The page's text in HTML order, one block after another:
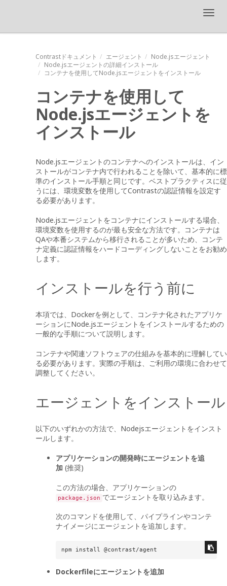
Contrastドキュメント エージェント
Node.jsエージェント
Node.jsエージェントの詳細インストール
コンテナを使用してNode.jsエージェントをインストール
コンテナを使用して
Node.jsエージェントを
インストール
Node.jsエージェントのコンテナへのインストールは、イン
ストールがコンテナ内で行われることを除いて、基本的に標
準のインストール手順と同じです。ベストプラクティスに従
うには、環境変数を使用してContrastの認証情報を設定す
る必要があります。
Node.jsエージェントをコンテナにインストールする場合、
環境変数を使用するのが最も安全な方法です。コンテナは
QAや本番システムから移行されることが多いため、コンテ
ナ定義に認証情報をハードコーディングしないことをお勧め
します。
インストールを行う前に
本項では、Dockerを例として、コンテナ化されたアプリケ
ーションにNode.jsエージェントをインストールするための
一般的な手順について説明します。
コンテナや関連ソフトウェアの仕組みを基本的に理解してい
る必要があります。実際の手順は、ご利用の環境に合わせて
調整してください。
エージェントをインストール
以下のいずれかの方法で、Nodejsエージェントをインスト
ールします。
アプリケーションの開発時にエージェントを追
加 (推奨)
この方法の場合、アプリケーションの
package.json でエージェントを取り込みます。
次のコマンドを使用して、パイプラインやコンテ
ナイメージにエージェントを追加します。
npm install @contrast/agent
Dockerfileにエージェントを追加